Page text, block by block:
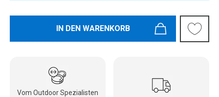
IN DEN WARENKORB
Vom Outdoor Spezialisten